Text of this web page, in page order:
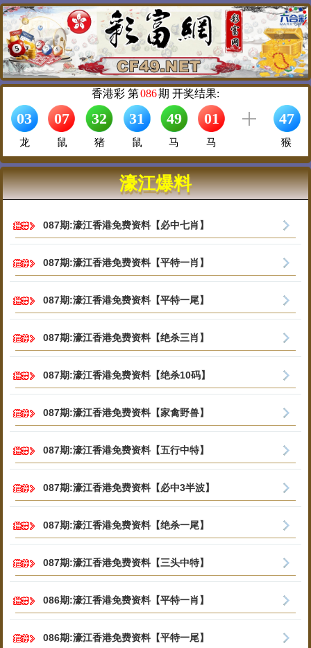
濠江爆料
087期:濠江香港免费资料【必中七肖】
087期:濠江香港免费资料【平特一肖】
087期:濠江香港免费资料【平特一尾】
087期:濠江香港免费资料【绝杀三肖】
087期:濠江香港免费资料【绝杀10码】
087期:濠江香港免费资料【家禽野兽】
087期:濠江香港免费资料【五行中特】
087期:濠江香港免费资料【必中3半波】
087期:濠江香港免费资料【绝杀一尾】
087期:濠江香港免费资料【三头中特】
086期:濠江香港免费资料【平特一肖】
086期:濠江香港免费资料【平特一尾】